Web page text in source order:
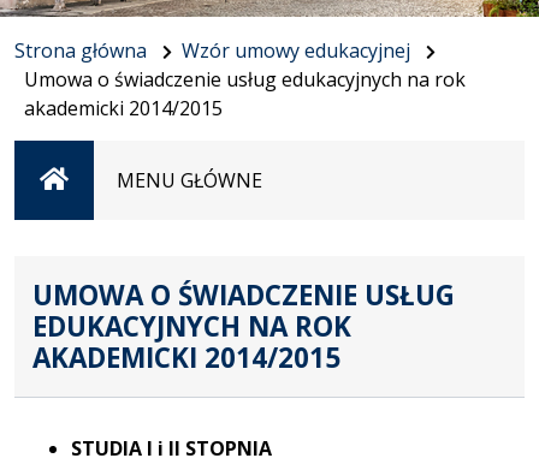
Strona główna
Wzór umowy edukacyjnej
Umowa o świadczenie usług edukacyjnych na rok
akademicki 2014/2015
StronaMENU GŁÓWNE
UMOWA O ŚWIADCZENIE USŁUG
EDUKACYJNYCH NA ROK
AKADEMICKI 2014/2015
STUDIA I i II STOPNIA